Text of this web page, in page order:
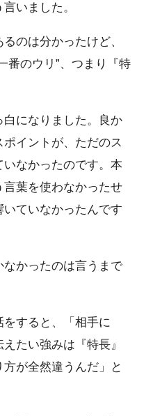
いました。
のは分かったけど、
番のウリ”、つまり『特
になりました。良か
イントが、ただのス
なかったのです。本
葉を使わなかったせ
ていなかったんです
かったのは言うまで
すると、「相手に
たい強みは『特長』
が全然違うんだ」と